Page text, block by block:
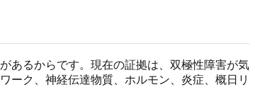
あるからです。現在の証拠は、双極性障害が気
ーク、神経伝達物質、ホルモン、炎症、概日リ